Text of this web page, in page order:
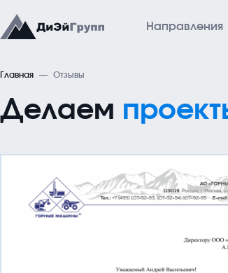
Направления
Направления
Автоматизированные Системы Управления
МФСБ
Многофункциональные Системы
Главная Отзывы
Делаем